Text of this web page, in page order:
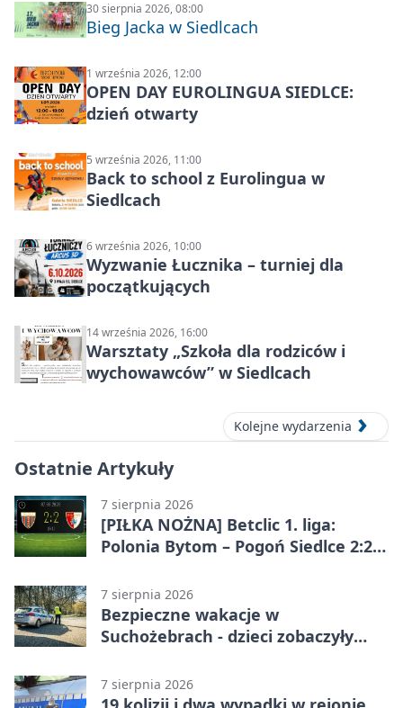
30 sierpnia 2026, 08:00
Bieg Jacka w Siedlcach
1 września 2026, 12:00
OPEN DAY EUROLINGUA SIEDLCE:
dzień otwarty
5 września 2026, 11:00
Back to school z Eurolingua w
Siedlcach
6 września 2026, 10:00
Wyzwanie Łucznika – turniej dla
początkujących
14 września 2026, 16:00
Warsztaty „Szkoła dla rodziców i
wychowawców” w Siedlcach
Kolejne wydarzenia
Ostatnie Artykuły
7 sierpnia 2026
[PIŁKA NOŻNA] Betclic 1. liga:
Polonia Bytom – Pogoń Siedlce 2:2.
emocjonującej końcówce
7 sierpnia 2026
Bezpieczne wakacje w
Suchożebrach - dzieci zobaczyły
7 sierpnia 2026